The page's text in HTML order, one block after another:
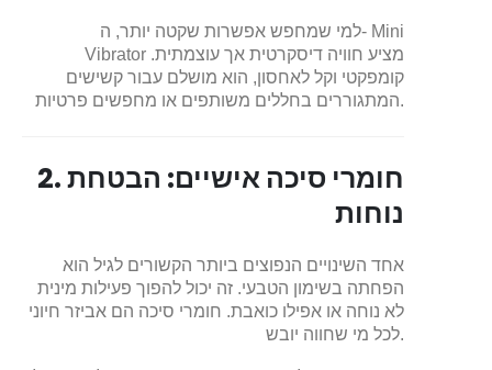
למי שמחפש אפשרות שקטה יותר, ה- Mini
Vibrator מציע חוויה דיסקרטית אך עוצמתית.
קומפקטי וקל לאחסון, הוא מושלם עבור קשישים
המתגוררים בחללים משותפים או מחפשים פרטיות.
2. חומרי סיכה אישיים: הבטחת
נוחות
אחד השינויים הנפוצים ביותר הקשורים לגיל הוא
הפחתה בשימון הטבעי. זה יכול להפוך פעילות מינית
לא נוחה או אפילו כואבת. חומרי סיכה הם אביזר חיוני
לכל מי שחווה יובש.